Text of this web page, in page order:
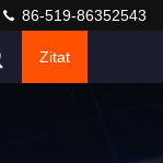
86-519-86352543
Zitat